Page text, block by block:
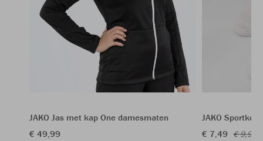
JAKO Jas met kap One damesmaten
€ 49,99
JAKO
€ 7,49 € 9,99